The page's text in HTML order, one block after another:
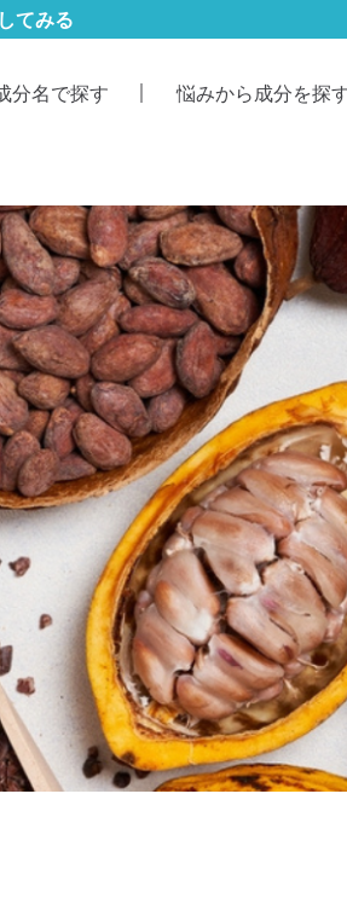
てみる
分名で探す 悩みから成分を探